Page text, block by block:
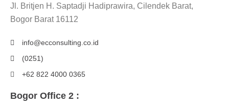
Jl. Britjen H. Saptadji Hadiprawira, Cilendek Barat,
Bogor Barat 16112
info@ecconsulting.co.id
(0251)
+62 822 4000 0365
Bogor Office 2 :